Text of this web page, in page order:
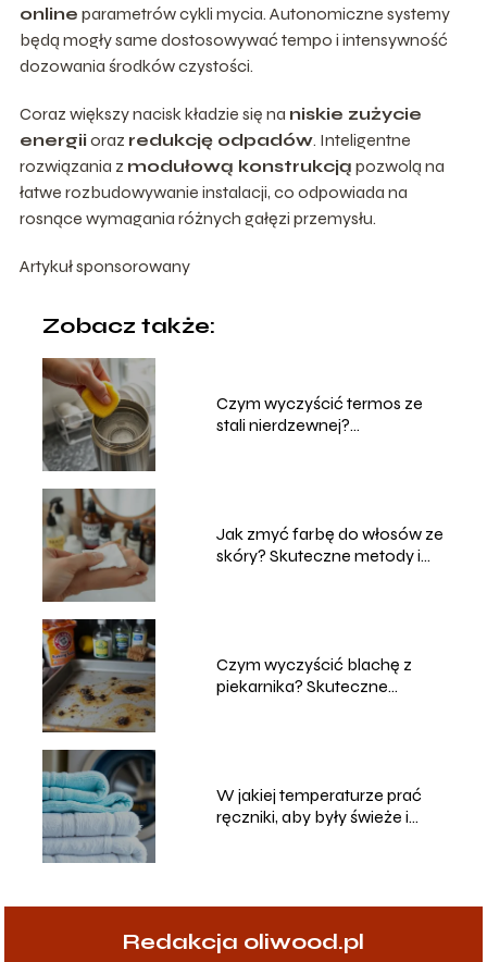
online parametrów cykli mycia. Autonomiczne systemy
będą mogły same dostosowywać tempo i intensywność
dozowania środków czystości.
Coraz większy nacisk kładzie się na niskie zużycie
energii oraz redukcję odpadów. Inteligentne
rozwiązania z modułową konstrukcją pozwolą na
łatwe rozbudowywanie instalacji, co odpowiada na
rosnące wymagania różnych gałęzi przemysłu.
Artykuł sponsorowany
Zobacz także:
Czym wyczyścić termos ze
stali nierdzewnej?
Jak zmyć farbę do włosów ze
skóry? Skuteczne metody i
Czym wyczyścić blachę z
piekarnika? Skuteczne
W jakiej temperaturze prać
ręczniki, aby były świeże i
Redakcja oliwood.pl